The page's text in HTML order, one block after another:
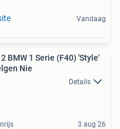
Vandaag
BMW 1 Serie (F40) 'Style'
Nie
Details
3 aug 26